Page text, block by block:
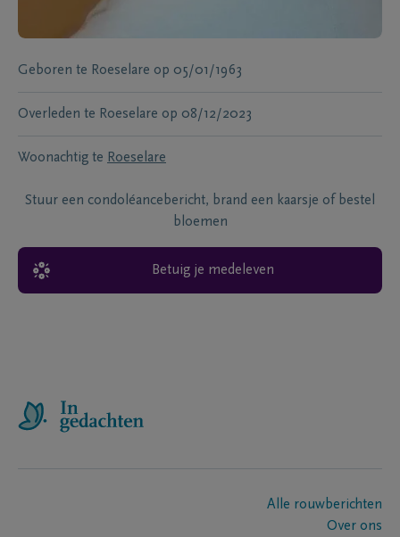
Geboren te Roeselare op 05/01/1963
Overleden te Roeselare op 08/12/2023
Woonachtig te Roeselare
Stuur een condoléancebericht, brand een kaarsje of bestel
bloemen
Betuig je medeleven
Alle rouwberichten
Over ons